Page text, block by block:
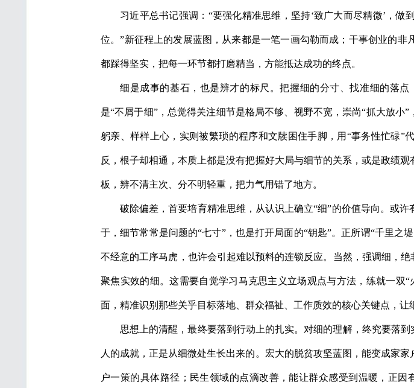
习近平总书记强调：“要强化精准思维，坚持‘致广大而尽精微’，
位。”新征程上的发展蓝图，从来都是一笔一画勾勒而成；干事创业的
都踩得坚实，把每一环节都打磨精当，方能抵达成功的终点。
细是成事的基石，也是辨才的标尺。把握细的分寸、找准细的落
是“不屑于细”，总觉得关注细节是格局不够、视野不宽，崇尚“抓大放
躬亲、样样上心，实则被繁琐的程序和文牍困住手脚，用“事务性忙碌”
反，根子却相通，本质上都是没有把握好大局与细节的关系，或是政绩
板，辨不清主次、分不明轻重，把力气用错了地方。
破除偏差，首要培育精准思维，从认识上确立“细”的价值导向。或
于，细节常常是问题的“七寸”，也是打开局面的“钥匙”。正所谓“千里
不经意的工序马虎，也许会引起难以预料的连锁反应。当然，强调细，
聚焦实效的细。这需要自觉学习马克思主义立场观点与方法，练就一双
面，精准识别那些关乎目标落地、群众福祉、工作质效的核心关键点，让
思想上的清醒，最终要落到行动上的扎实。对细的理解，终究要落
人的成就，正是从细微处生长出来的。宏大的脱贫攻坚蓝图，能变成家
户一策的具体路径；民生领域的点滴改善，能让群众感受到温暖，正